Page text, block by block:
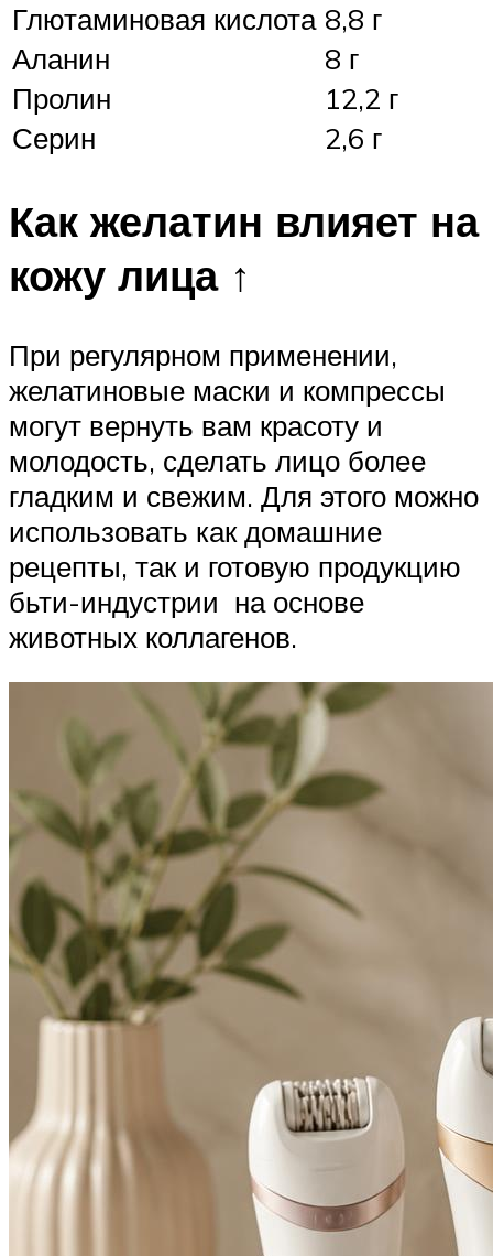
Глютаминовая кислота 8,8 г
Аланин
8 г
Пролин
12,2 г
Серин
2,6 г
Как желатин влияет на
кожу лица ↑
При регулярном применении,
желатиновые маски и компрессы
могут вернуть вам красоту и
молодость, сделать лицо более
гладким и свежим. Для этого можно
использовать как домашние
рецепты, так и готовую продукцию
бьти-индустрии на основе
животных коллагенов.